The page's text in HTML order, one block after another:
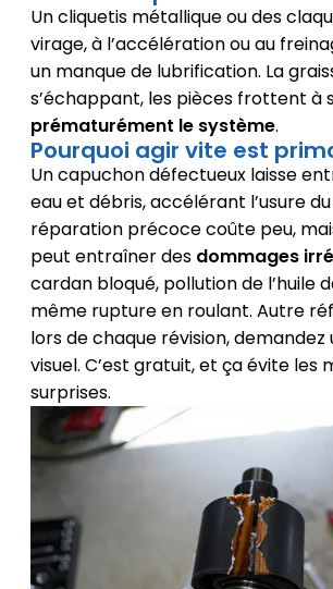
Un cliquetis métallique ou des
virage, à l’accélération ou au
un manque de lubrification. La
s’échappant, les pièces frottent à
prématurément le système.
Pourquoi agir vite est
Un capuchon défectueux laisse
eau et débris, accélérant l’usure
réparation précoce coûte peu,
peut entraîner des dommages
cardan bloqué, pollution de l’huile
même rupture en roulant. Autre
lors de chaque révision,
visuel. C’est gratuit, et ça évite les
surprises.